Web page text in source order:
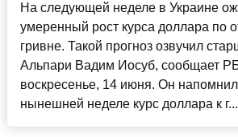
На следующей неделе в Украине
умеренный рост курса доллара по
гривне. Такой прогноз озвучил
Альпари Вадим Иосуб, сообщает
воскресенье, 14 июня. Он
нынешней неделе курс доллара к г...